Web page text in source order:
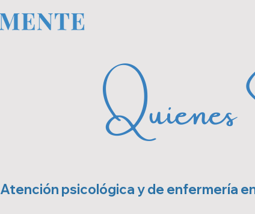
Atención psicológica y de enfermería